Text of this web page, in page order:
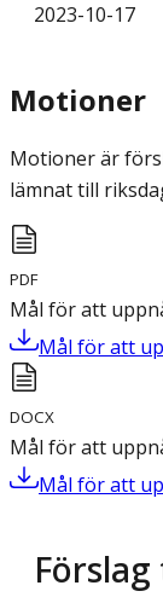
2023-10-17
Motioner
Motioner är
lämnat till
PDF
Mål för att
Mål för att
DOCX
Mål för att
Mål för att